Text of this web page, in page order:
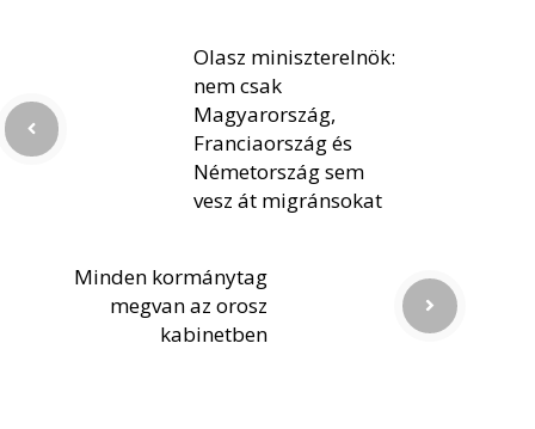
Olasz miniszterelnök:
nem csak
Magyarország,
Franciaország és
Németország sem
vesz át migránsokat
Minden kormánytag
megvan az orosz
kabinetben